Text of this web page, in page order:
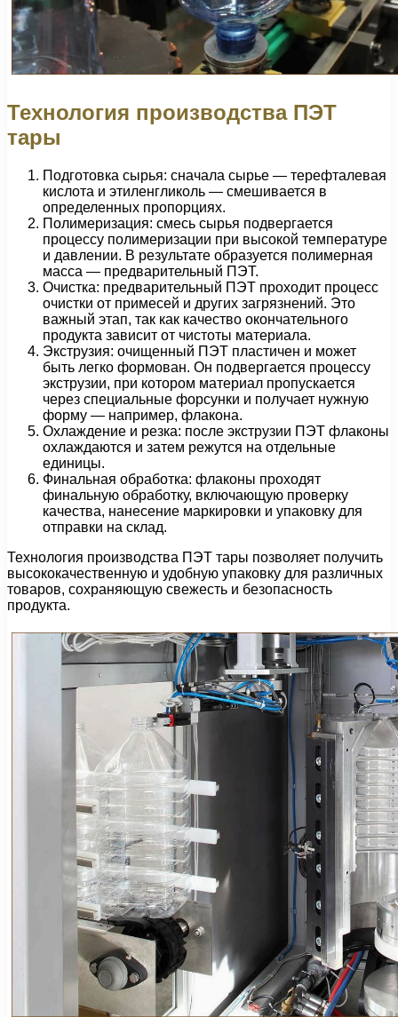
Технология производства ПЭТ
тары
Подготовка сырья: сначала сырье — терефталевая
кислота и этиленгликоль — смешивается в
определенных пропорциях.
Полимеризация: смесь сырья подвергается
процессу полимеризации при высокой температуре
и давлении. В результате образуется полимерная
масса — предварительный ПЭТ.
Очистка: предварительный ПЭТ проходит процесс
очистки от примесей и других загрязнений. Это
важный этап, так как качество окончательного
продукта зависит от чистоты материала.
Экструзия: очищенный ПЭТ пластичен и может
быть легко формован. Он подвергается процессу
экструзии, при котором материал пропускается
через специальные форсунки и получает нужную
форму — например, флакона.
Охлаждение и резка: после экструзии ПЭТ флаконы
охлаждаются и затем режутся на отдельные
единицы.
Финальная обработка: флаконы проходят
финальную обработку, включающую проверку
качества, нанесение маркировки и упаковку для
отправки на склад.
Технология производства ПЭТ тары позволяет получить
высококачественную и удобную упаковку для различных
товаров, сохраняющую свежесть и безопасность
продукта.